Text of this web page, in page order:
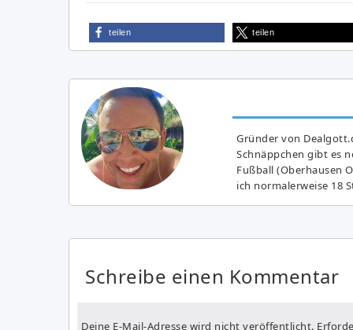
teilen teilen
Gründer von
Schnäppchen gibt es
Fußball (Oberhausen
ich normalerweise 18
Schreibe einen Kommentar
Deine E-Mail-Adresse wird nicht veröffentlicht.